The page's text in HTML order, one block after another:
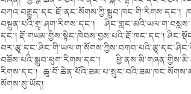
བཀའ་བརྒྱུད་དང་ཇོ་ནང་སོགས་ཀྱི་སྒྲུབ་ཁང་གི་རིགས་དང་།
བསྐྲུན་པའི་གྲྭ་ཤག་རིགས་དང་།
དང་། རྡོ་གཡམ་གྱིས་སྟེང་ཁེབས་བྱས་པའི་རྡོ་ཁང་དང་།
བཟོས་པའི་སྒྲུབ་ཕུག་རིགས་དང་།
རིགས་དང་།
སོགས་སུ་ཡོད།